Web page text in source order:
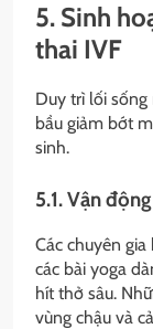
5. Sinh
thai IVF
Duy trì lối sống
bầu giảm bớt
sinh.
5.1. Vận
Các chuyên
các bài yoga
hít thở sâu.
vùng chậu và